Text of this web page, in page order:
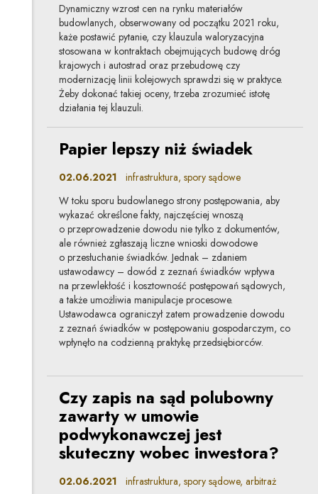
Dynamiczny wzrost cen na rynku materiałów
budowlanych, obserwowany od początku 2021 roku,
każe postawić pytanie, czy klauzula waloryzacyjna
stosowana w kontraktach obejmujących budowę dróg
krajowych i autostrad oraz przebudowę czy
modernizację linii kolejowych sprawdzi się w praktyce.
Żeby dokonać takiej oceny, trzeba zrozumieć istotę
działania tej klauzuli.
Papier lepszy niż świadek
02.06.2021 infrastruktura, spory sądowe
W toku sporu budowlanego strony postępowania, aby
wykazać określone fakty, najczęściej wnoszą
o przeprowadzenie dowodu nie tylko z dokumentów,
ale również zgłaszają liczne wnioski dowodowe
o przesłuchanie świadków. Jednak – zdaniem
ustawodawcy – dowód z zeznań świadków wpływa
na przewlekłość i kosztowność postępowań sądowych,
a także umożliwia manipulacje procesowe.
Ustawodawca ograniczył zatem prowadzenie dowodu
z zeznań świadków w postępowaniu gospodarczym, co
wpłynęło na codzienną praktykę przedsiębiorców.
Czy zapis na sąd polubowny
zawarty w umowie
podwykonawczej jest
skuteczny wobec inwestora?
02.06.2021 infrastruktura, spory sądowe, arbitraż